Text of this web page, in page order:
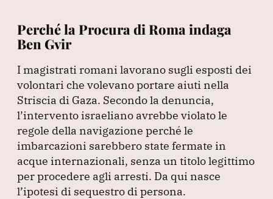
Perché la Procura di Roma indaga
Ben Gvir
I magistrati romani lavorano sugli esposti dei
volontari che volevano portare aiuti nella
Striscia di Gaza. Secondo la denuncia,
l’intervento israeliano avrebbe violato le
regole della navigazione perché le
imbarcazioni sarebbero state fermate in
acque internazionali, senza un titolo legittimo
per procedere agli arresti. Da qui nasce
l’ipotesi di sequestro di persona.